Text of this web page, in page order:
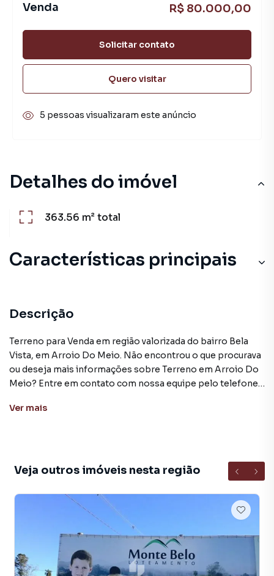
Detalhes do imóvel
363.56 m²total
Características principais
Descrição
Terreno para Venda em região valorizada do bairro Bela
Vista, em Arroio Do Meio. Não encontrou o que procurava
ou deseja mais informações sobre Terreno em Arroio Do
Meio? Entre em contato com nossa equipe pelo telefone
empreendimentos em construção ou lançamentos na
planta em Bela Vista e em outras regiões de Arroio Do
Meio. Aqui você encontra milhares de ofertas para
encontrar o imóvel que mais combina com seu estilo de
Negocie seu imóvel de forma totalmente online, com
segurança e tranquilidade. Na Executivo Imóveis você
Ver mais
Veja outros imóveis nesta região
Venda R$ 80.000,00
Solicitar contato
Quero visitar
5 pessoas visualizaram este anúncio